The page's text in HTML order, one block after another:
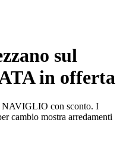
sul
in offerta
con sconto. I
cambio mostra arredamenti